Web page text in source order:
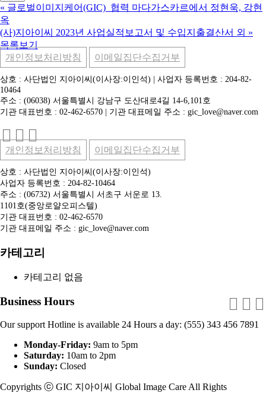
« 글로벌이미지케어(GIC)_협력 마다가스카르에서 정현욱, 강현
옥
(사)지아이씨 2023년 사업실적보고서 및 수입지출결산서 외 »
목록보기
개인정보처리방침
이메일집단수집거부
상호 : 사단법인 지아이씨(이사장:이인석) | 사업자 등록번호 : 204-82-
10464
주소 : (06038) 서울특별시 강남구 도산대로4길 14-6,101호
기관 대표번호 : 02-462-6570 | 기관 대표메일 주소 : gic_love@naver.com
개인정보처리방침 이메일집단수집거부
상호 : 사단법인 지아이씨(이사장:이인석)
사업자 등록번호 : 204-82-10464
주소 : (06732) 서울특별시 서초구 서운로 13.
1101호(중앙로얄오피스텔)
기관 대표번호 : 02-462-6570
기관 대표메일 주소 : gic_love@naver.com
카테고리
카테고리 없음
Business Hours
Our support Hotline is available 24 Hours a day: (555) 343 456 7891
Monday-Friday: 9am to 5pm
Saturday: 10am to 2pm
Sunday: Closed
Copyrights ⓒ GIC 지아이씨 Global Image Care All Rights